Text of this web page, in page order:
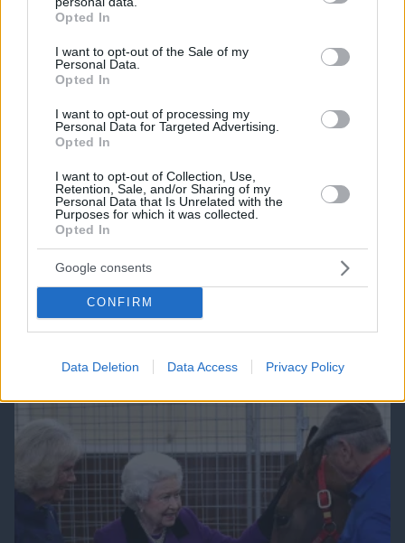
grant or deny consent to Google and its third-party tags to
use your data for below specified purposes in below Google
consent section.
Opted In
I want to opt-out of the Sale of my
Personal Data.
Opted In
I want to opt-out of processing my
Personal Data for Targeted Advertising.
Opted In
I want to opt-out of Collection, Use,
Retention, Sale, and/or Sharing of my
Personal Data that Is Unrelated with the
Purposes for which it was collected.
Opted In
Google consents
CONFIRM
Data Deletion Data Access Privacy Policy
Κυριάκος Μητσοτάκης: Το πρώτο μου και το
αγαπημένο μου αυτοκίνητο
07.08.2026, 19:39